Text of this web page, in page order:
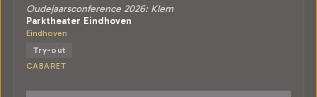
Oudejaarsconference 2026: Klem
Parktheater Eindhoven
Eindhoven
Try-out
CABARET